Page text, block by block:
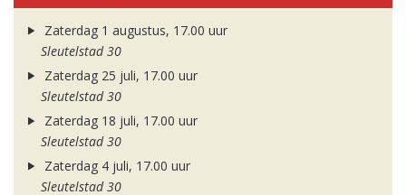
Zaterdag 1 augustus, 17.00 uur
Sleutelstad 30
Zaterdag 25 juli, 17.00 uur
Sleutelstad 30
Zaterdag 18 juli, 17.00 uur
Sleutelstad 30
Zaterdag 4 juli, 17.00 uur
Sleutelstad 30